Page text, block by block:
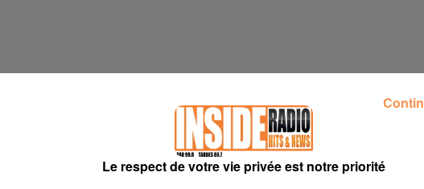
Le respect de votre vie privée est notre priorité